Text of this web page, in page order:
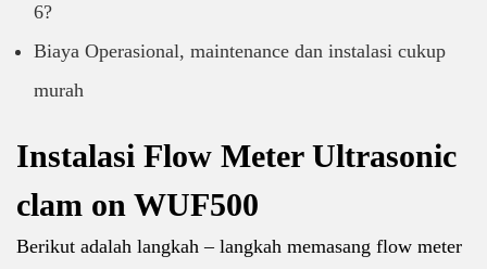
6?
Biaya Operasional, maintenance dan instalasi cukup
murah
Instalasi Flow Meter Ultrasonic
clam on WUF500
Berikut adalah langkah – langkah memasang flow meter